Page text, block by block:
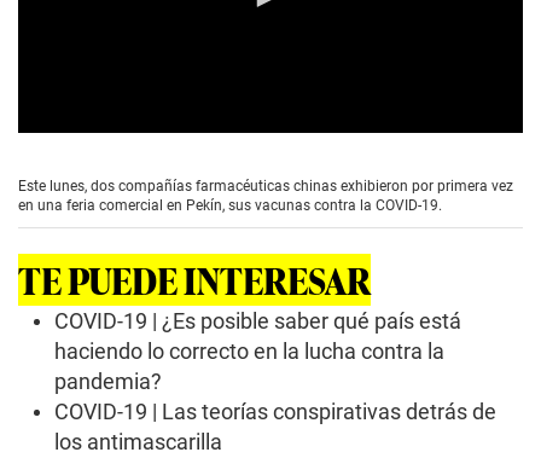
e
c
d
s
o
Este lunes, dos compañías farmacéuticas chinas exhibieron por primera vez
en una feria comercial en Pekín, sus vacunas contra la COVID-19.
TE PUEDE INTERESAR
COVID-19 | ¿Es posible saber qué país está
haciendo lo correcto en la lucha contra la
pandemia?
COVID-19 | Las teorías conspirativas detrás de
los antimascarilla